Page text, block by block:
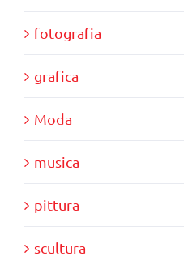
fotografia
grafica
Moda
musica
pittura
scultura